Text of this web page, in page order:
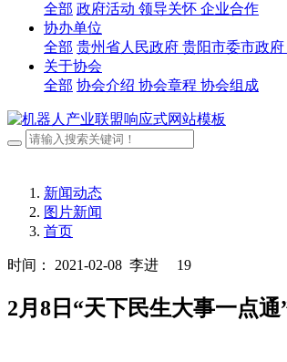
全部 政府活动 领导关怀 企业合作
协办单位
全部 贵州省人民政府 贵阳市委市政府
关于协会
全部 协会介绍 协会章程 协会组成
新闻动态
图片新闻
首页
时间： 2021-02-08 李进 19
2月8日“天下民生大事一点